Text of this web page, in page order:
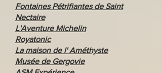
Fontaines Pétrifiantes de Saint
Nectaire
L'Aventure Michelin
Royatonic
La maison de l' Améthyste
Musée de Gergovie